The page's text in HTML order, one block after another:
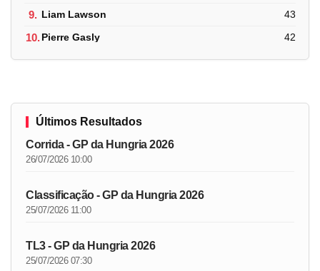
9. Liam Lawson 43
10.Pierre Gasly 42
Últimos Resultados
Corrida - GP da Hungria 2026
26/07/2026 10:00
Classificação - GP da Hungria 2026
25/07/2026 11:00
TL3 - GP da Hungria 2026
25/07/2026 07:30